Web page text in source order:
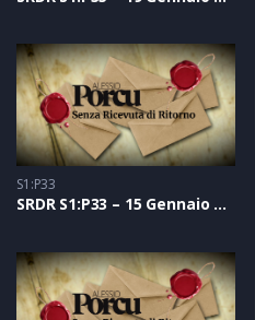
S1:P33
SRDR S1:P33 – 15 Gennaio 2021